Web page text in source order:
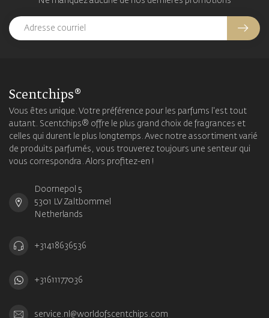
Scentchips®
Vous êtes unique. Votre préférence pour les parfums l'est tout
autant. Scentchips® offre le plus grand choix de fragrances et
celles qui durent le plus longtemps. Avec notre assortiment varié
de produits parfumés, vous trouverez toujours une senteur qui
vous correspondra. Alors profitez-en !
Doornepol 5
5301 LV Zaltbommel
Netherlands
+31418636536
+31611177036
service.nl@worldofscentchips.com